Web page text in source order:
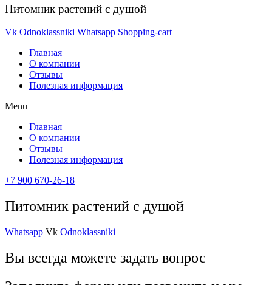
Питомник растений с душой
Vk Odnoklassniki Whatsapp Shopping-cart
Главная
О компании
Отзывы
Полезная информация
Menu
Главная
О компании
Отзывы
Полезная информация
+7 900 670-26-18
Питомник растений с душой
Whatsapp Vk Odnoklassniki
Вы всегда можете задать вопрос